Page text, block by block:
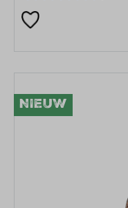
NIEUW